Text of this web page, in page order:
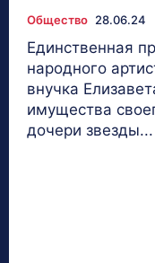
Общество 28.06.24
Единственная
народного
внучка
имущества
дочери звезды...